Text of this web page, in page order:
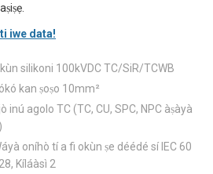
iwe data!
silikoni 100kVDC TC/SiR/TCWB
kan ṣoṣo 10mm²
inú agolo TC (TC, CU, SPC, NPC àṣàyà
oníhò tí a fi okùn ṣe déédé sí IEC 60
Kíláàsì 2